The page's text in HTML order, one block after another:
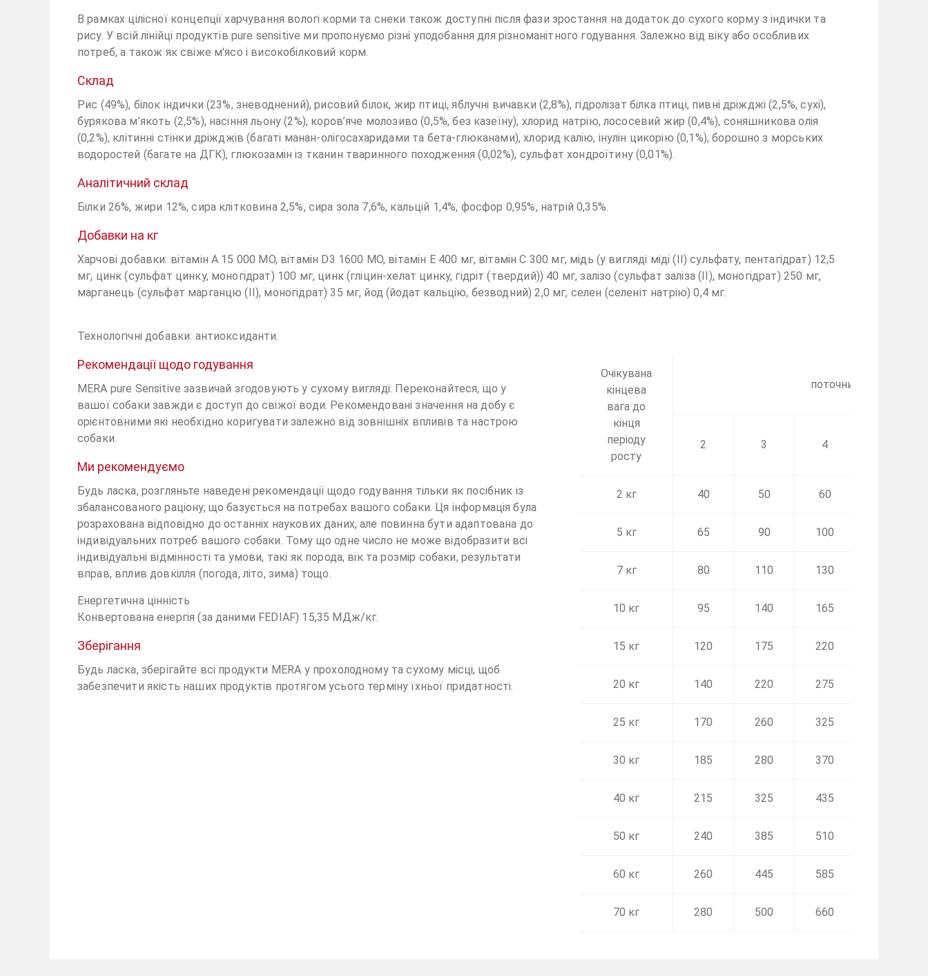
В рамках цілісної концепції харчування вологі корми та снеки також доступні після фази зростання на додаток до сухого корму з індички та
рису. У всій лінійці продуктів pure sensitive ми пропонуємо різні уподобання для різноманітного годування. Залежно від віку або особливих
потреб, а також як свіже м'ясо і високобілковий корм.
Склад
Рис (49%), білок індички (23%, зневоднений), рисовий білок, жир птиці, яблучні вичавки (2,8%), гідролізат білка птиці, пивні дріжджі (2,5%, сухі),
бурякова м’якоть (2,5%), насіння льону (2%), коров’яче молозиво (0,5%, без казеїну), хлорид натрію, лососевий жир (0,4%), соняшникова олія
(0,2%), клітинні стінки дріжджів (багаті манан-олігосахаридами та бета-глюканами), хлорид калію, інулін цикорію (0,1%), борошно з морських
водоростей (багате на ДГК), глюкозамін із тканин тваринного походження (0,02%), сульфат хондроїтину (0,01%).
Аналітичний склад
Білки 26%, жири 12%, сира клітковина 2,5%, сира зола 7,6%, кальцій 1,4%, фосфор 0,95%, натрій 0,35%.
Добавки на кг
Харчові добавки: вітамін A 15 000 МО, вітамін D3 1600 МО, вітамін E 400 мг, вітамін C 300 мг, мідь (у вигляді міді (II) сульфату, пентагідрат) 12,5
мг, цинк (сульфат цинку, моногідрат) 100 мг, цинк (гліцин-хелат цинку, гідріт (твердий)) 40 мг, залізо (сульфат заліза (II), моногідрат) 250 мг,
марганець (сульфат марганцю (II), моногідрат) 35 мг, йод (йодат кальцію, безводний) 2,0 мг, селен (селеніт натрію) 0,4 мг.
Технологічні добавки: антиоксиданти.
Рекомендації щодо годування
MERA pure Sensitive зазвичай згодовують у сухому вигляді. Переконайтеся, що у
вашої собаки завжди є доступ до свіжої води. Рекомендовані значення на добу є
орієнтовними які необхідно коригувати залежно від зовнішніх впливів та настрою
собаки.
Ми рекомендуємо
Будь ласка, розгляньте наведені рекомендації щодо годування тільки як посібник із
збалансованого раціону, що базується на потребах вашого собаки. Ця інформація була
розрахована відповідно до останніх наукових даних, але повинна бути адаптована до
індивідуальних потреб вашого собаки. Тому що одне число не може відобразити всі
індивідуальні відмінності та умови, такі як порода, вік та розмір собаки, результати
вправ, вплив довкілля (погода, літо, зима) тощо.
Енергетична цінність
Конвертована енергія (за даними FEDIAF) 15,35 МДж/кг.
Зберігання
Будь ласка, зберігайте всі продукти MERA у прохолодному та сухому місці, щоб
забезпечити якість наших продуктів протягом усього терміну їхньої придатності.
Очікувана
кінцева
вага до
кінця
періоду
росту
поточний вік, місяці
2 3 4
2 кг 40 50 60
5 кг 65 90 100
7 кг 80 110 130
10 кг 95 140 165
15 кг 120 175 220
20 кг 140 220 275
25 кг 170 260 325
30 кг 185 280 370
40 кг 215 325 435
50 кг 240 385 510
60 кг 260 445 585
70 кг 280 500 660